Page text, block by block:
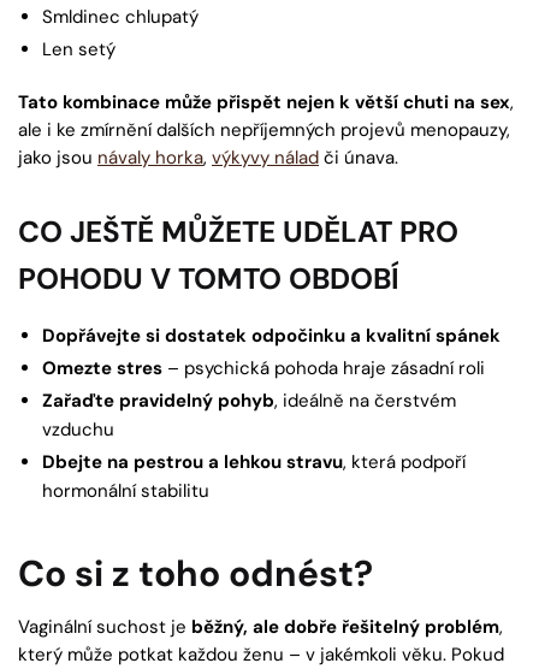
Smldinec chlupatý
Len setý
Tato kombinace může přispět nejen k větší chuti na sex,
ale i ke zmírnění dalších nepříjemných projevů menopauzy,
jako jsou návaly horka, výkyvy nálad či únava.
CO JEŠTĚ MŮŽETE UDĚLAT PRO
POHODU V TOMTO OBDOBÍ
Dopřávejte si dostatek odpočinku a kvalitní spánek
Omezte stres – psychická pohoda hraje zásadní roli
Zařaďte pravidelný pohyb, ideálně na čerstvém
vzduchu
Dbejte na pestrou a lehkou stravu, která podpoří
hormonální stabilitu
Co si z toho odnést?
Vaginální suchost je běžný, ale dobře řešitelný problém,
který může potkat každou ženu – v jakémkoli věku. Pokud